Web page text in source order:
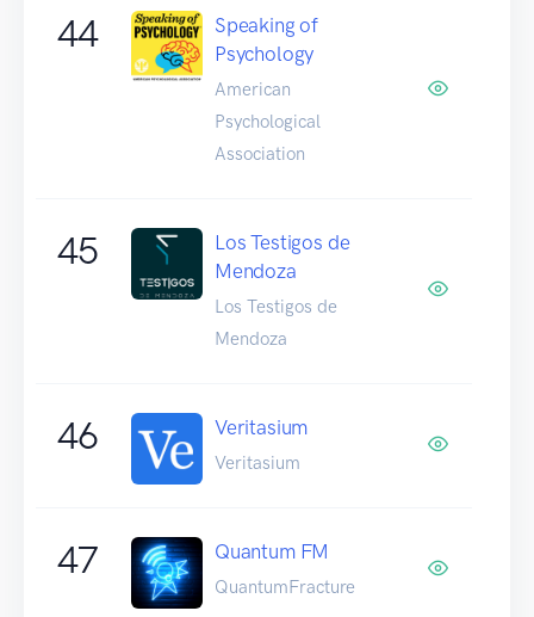
44
Speaking of
Psychology
American
Psychological
Association
45
Los Testigos de
Mendoza
Los Testigos de
Mendoza
46 Veritasium
Veritasium
47 Quantum FM
QuantumFracture